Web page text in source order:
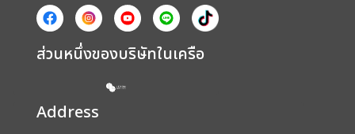
ส่วนหนึ่งของบริษัทในเครือ
Address